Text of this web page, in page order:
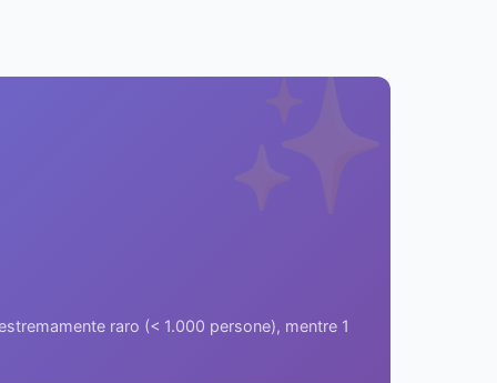
✨
raro (< 1.000 persone), mentre 1